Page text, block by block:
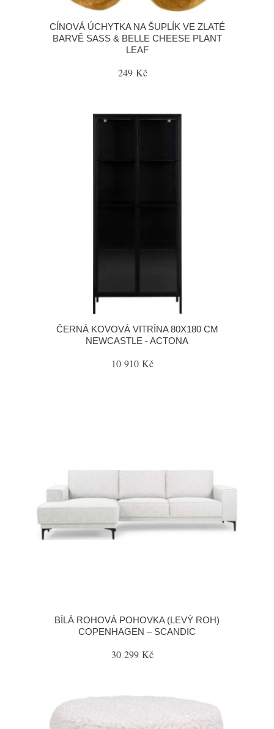
CÍNOVÁ ÚCHYTKA NA ŠUPLÍK VE ZLATÉ
BARVĚ SASS & BELLE CHEESE PLANT
LEAF
249 Kč
ČERNÁ KOVOVÁ VITRÍNA 80X180 CM
NEWCASTLE - ACTONA
10 910 Kč
BÍLÁ ROHOVÁ POHOVKA (LEVÝ ROH)
COPENHAGEN – SCANDIC
30 299 Kč